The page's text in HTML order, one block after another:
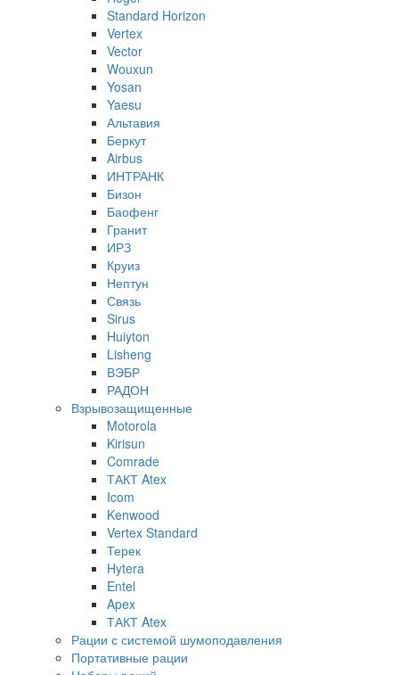
Standard Horizon
Vertex
Vector
Wouxun
Yosan
Yaesu
Альтавия
Беркут
Airbus
ИНТРАНК
Бизон
Баофенг
Гранит
ИРЗ
Круиз
Нептун
Связь
Sirus
Huiyton
Lisheng
ВЭБР
РАДОН
Взрывозащищенные
Motorola
Kirisun
Comrade
ТАКТ Atex
Icom
Kenwood
Vertex Standard
Терек
Hytera
Entel
Apex
ТАКТ Atex
Рации с системой шумоподавления
Портативные рации